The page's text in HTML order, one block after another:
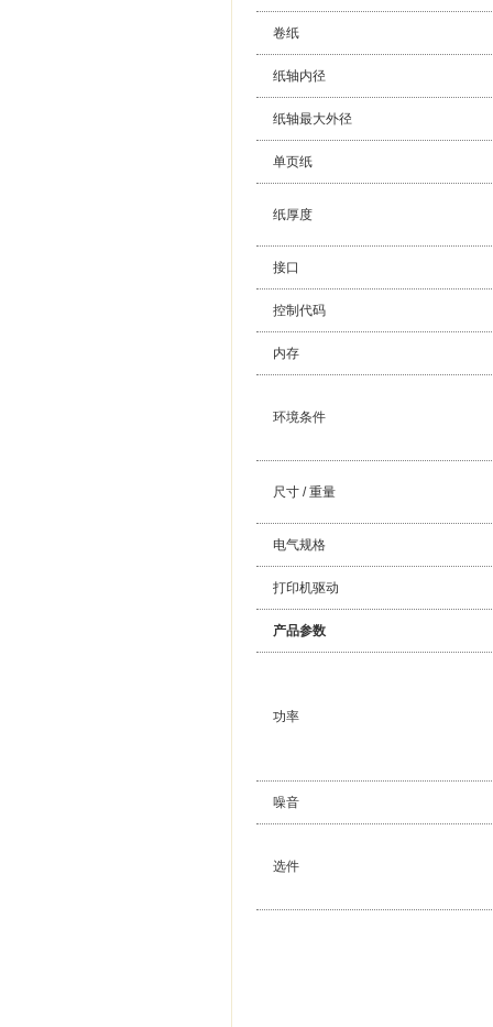
卷纸
纸轴内径
纸轴最大外径
单页纸
纸厚度
接口
控制代码
内存
环境条件
尺寸 / 重量
电气规格
打印机驱动
产品参数
功率
噪音
选件